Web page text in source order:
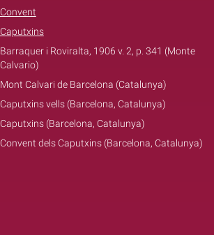
Convent
Caputxins
Barraquer i Roviralta, 1906 v. 2, p. 341 (Monte
Calvario)
Mont Calvari de Barcelona (Catalunya)
Caputxins vells (Barcelona, Catalunya)
Caputxins (Barcelona, Catalunya)
Convent dels Caputxins (Barcelona, Catalunya)